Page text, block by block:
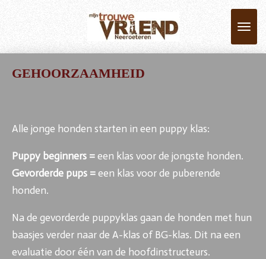
naar
GEHOORZAAMHEID
Alle jonge honden starten in een puppy klas:
Puppy beginners =een klas voor de jongste honden.
Gevorderde pups =een klas voor de puberende
honden.
Na de gevorderde puppyklas gaan de honden met hun
baasjes verder naar de A-klas of BG-klas. Dit na een
evaluatie door één van de hoofdinstructeurs.